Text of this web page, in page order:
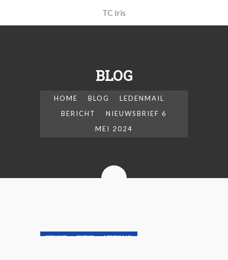
TC Iris
BLOG
HOME BLOG
LEDENMAIL
BERICHT
NIEUWSBRIEF 6
MEI 2024
BERICHT EVENT LEDENMAIL